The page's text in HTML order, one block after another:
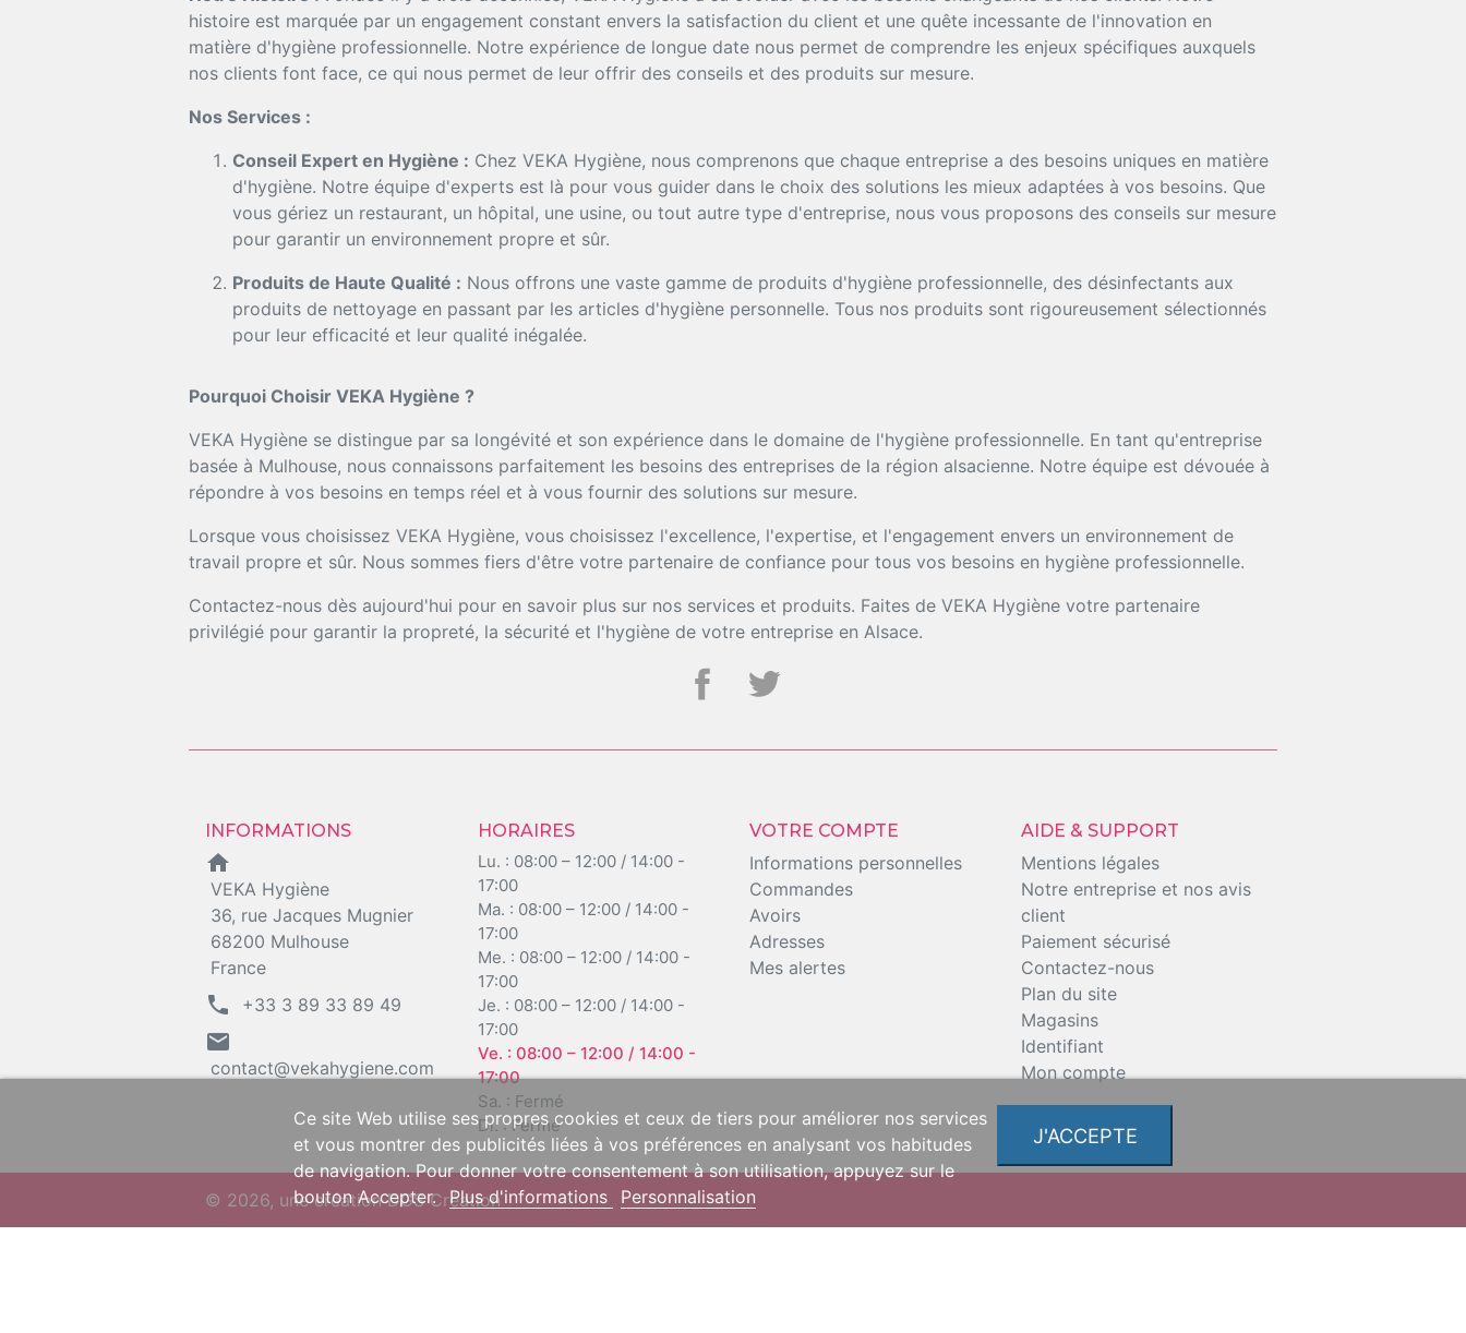
histoire est marquée par un engagement constant envers la satisfaction du client et une quête incessante de l'innovation en
matière d'hygiène professionnelle. Notre expérience de longue date nous permet de comprendre les enjeux spécifiques auxquels
nos clients font face, ce qui nous permet de leur offrir des conseils et des produits sur mesure.
Nos Services :
Conseil Expert en Hygiène : Chez VEKA Hygiène, nous comprenons que chaque entreprise a des besoins uniques en matière
d'hygiène. Notre équipe d'experts est là pour vous guider dans le choix des solutions les mieux adaptées à vos besoins. Que
vous gériez un restaurant, un hôpital, une usine, ou tout autre type d'entreprise, nous vous proposons des conseils sur mesure
pour garantir un environnement propre et sûr.
Produits de Haute Qualité : Nous offrons une vaste gamme de produits d'hygiène professionnelle, des désinfectants aux
produits de nettoyage en passant par les articles d'hygiène personnelle. Tous nos produits sont rigoureusement sélectionnés
pour leur efficacité et leur qualité inégalée.
Pourquoi Choisir VEKA Hygiène ?
VEKA Hygiène se distingue par sa longévité et son expérience dans le domaine de l'hygiène professionnelle. En tant qu'entreprise
basée à Mulhouse, nous connaissons parfaitement les besoins des entreprises de la région alsacienne. Notre équipe est dévouée à
répondre à vos besoins en temps réel et à vous fournir des solutions sur mesure.
Lorsque vous choisissez VEKA Hygiène, vous choisissez l'excellence, l'expertise, et l'engagement envers un environnement de
travail propre et sûr. Nous sommes fiers d'être votre partenaire de confiance pour tous vos besoins en hygiène professionnelle.
Contactez-nous dès aujourd'hui pour en savoir plus sur nos services et produits. Faites de VEKA Hygiène votre partenaire
privilégié pour garantir la propreté, la sécurité et l'hygiène de votre entreprise en Alsace.
INFORMATIONS
home
VEKA Hygiène
36, rue Jacques Mugnier
68200 Mulhouse
France
phone +33 3 89 33 89 49
mail
contact@vekahygiene.com
HORAIRES
Lu. : 08:00 – 12:00 / 14:00 -
17:00
Ma. : 08:00 – 12:00 / 14:00 -
17:00
Me. : 08:00 – 12:00 / 14:00 -
17:00
Je. : 08:00 – 12:00 / 14:00 -
17:00
Ve. : 08:00 – 12:00 / 14:00 -
17:00
Sa. : Fermé
Di. :Fermé
VOTRE COMPTE
Informations personnelles
Commandes
Avoirs
Adresses
Mes alertes
AIDE & SUPPORT
Mentions légales
Notre entreprise et nos avis
client
Paiement sécurisé
Contactez-nous
Plan du site
Magasins
Identifiant
Mon compte
Ce site Web utilise ses propres cookies et ceux de tiers pour améliorer nos services
et vous montrer des publicités liées à vos préférences en analysant vos habitudes
de navigation. Pour donner votre consentement à son utilisation, appuyez sur le
bouton Accepter. Plus d'informations Personnalisation
J'ACCEPTE
© 2026, une création DGS Création